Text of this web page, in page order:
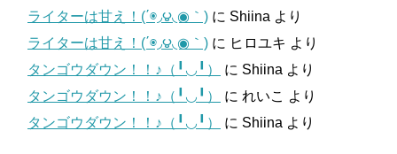
ライターは甘え！(΄◉◞౪◟◉｀) に Shiina より
ライターは甘え！(΄◉◞౪◟◉｀) に ヒロユキ より
タンゴウダウン！！♪（╹◡╹）
に Shiina より
タンゴウダウン！！♪（╹◡╹）
に れいこ より
タンゴウダウン！！♪（╹◡╹）
に Shiina より